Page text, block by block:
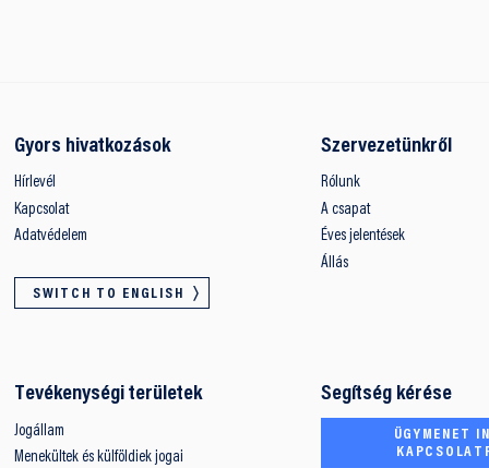
Gyors hivatkozások
Hírlevél
Kapcsolat
Adatvédelem
SWITCH TO ENGLISH
Szervezetünkről
Rólunk
A csapat
Éves jelentések
Állás
Tevékenységi területek
Jogállam
Menekültek és külföldiek jogai
Segítség kérése
ÜGYMENET